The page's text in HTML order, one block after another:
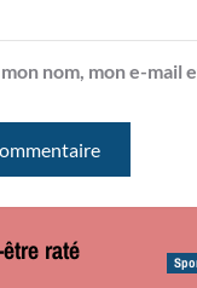
nom, mon e-mail
raté